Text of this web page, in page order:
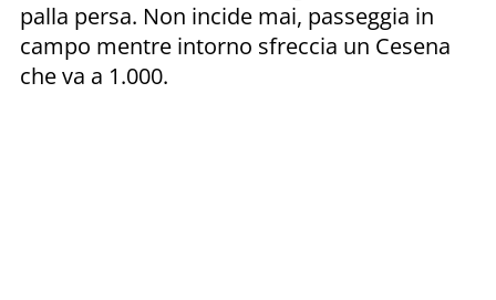
palla persa. Non incide mai, passeggia in
campo mentre intorno sfreccia un Cesena
che va a 1.000.